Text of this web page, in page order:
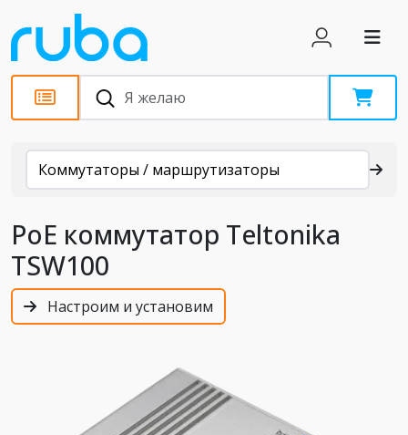
Каталог
Коммутаторы / маршрутизаторы
PoE коммутатор Teltonika
TSW100
Настроим и установим